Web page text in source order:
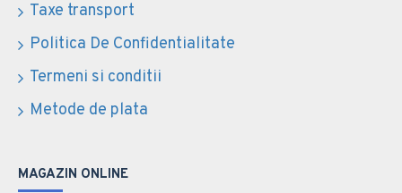
Taxe transport
Politica De Confidentialitate
Termeni si conditii
Metode de plata
MAGAZIN ONLINE